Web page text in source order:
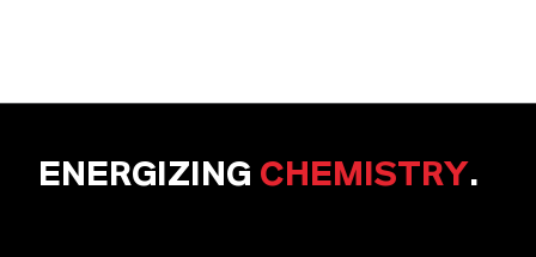
ENERGIZING CHEMISTRY.